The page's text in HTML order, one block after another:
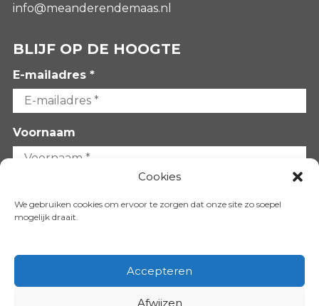
Cookies
We gebruiken cookies om ervoor te zorgen dat onze site zo soepel
mogelijk draait.
Accepteren
Afwijzen
info@meanderendemaas.nl
BLIJF OP DE HOOGTE
E-mailadres *
Voornaam